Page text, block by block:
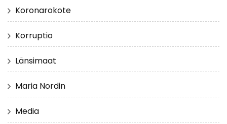
Koronarokote
Korruptio
Länsimaat
Maria Nordin
Media